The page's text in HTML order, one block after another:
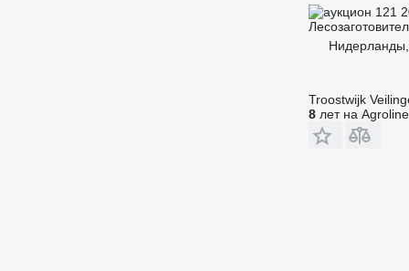
121
Troostwijk
8лет на Agroline